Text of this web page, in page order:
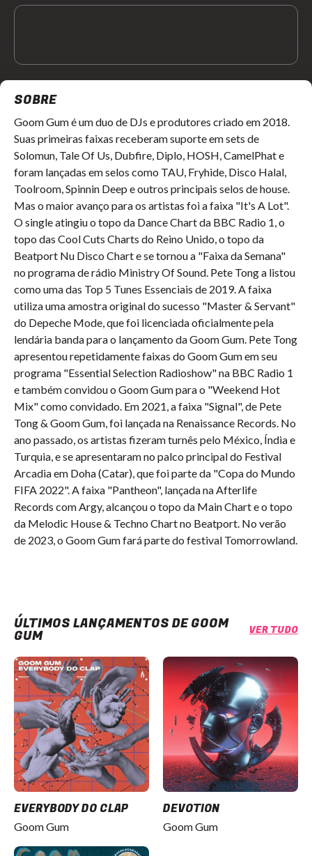
SOBRE
Goom Gum é um duo de DJs e produtores criado em 2018.
Suas primeiras faixas receberam suporte em sets de
Solomun, Tale Of Us, Dubfire, Diplo, HOSH, CamelPhat e
foram lançadas em selos como TAU, Fryhide, Disco Halal,
Toolroom, Spinnin Deep e outros principais selos de house.
Mas o maior avanço para os artistas foi a faixa "It's A Lot".
O single atingiu o topo da Dance Chart da BBC Radio 1, o
topo das Cool Cuts Charts do Reino Unido, o topo da
Beatport Nu Disco Chart e se tornou a "Faixa da Semana"
no programa de rádio Ministry Of Sound. Pete Tong a listou
como uma das Top 5 Tunes Essenciais de 2019. A faixa
utiliza uma amostra original do sucesso "Master & Servant"
do Depeche Mode, que foi licenciada oficialmente pela
lendária banda para o lançamento da Goom Gum. Pete Tong
apresentou repetidamente faixas do Goom Gum em seu
programa "Essential Selection Radioshow" na BBC Radio 1
e também convidou o Goom Gum para o "Weekend Hot
Mix" como convidado. Em 2021, a faixa "Signal", de Pete
Tong & Goom Gum, foi lançada na Renaissance Records. No
ano passado, os artistas fizeram turnês pelo México, Índia e
Turquia, e se apresentaram no palco principal do Festival
Arcadia em Doha (Catar), que foi parte da "Copa do Mundo
FIFA 2022". A faixa "Pantheon", lançada na Afterlife
Records com Argy, alcançou o topo da Main Chart e o topo
da Melodic House & Techno Chart no Beatport. No verão
de 2023, o Goom Gum fará parte do festival Tomorrowland.
ÚLTIMOS LANÇAMENTOS DE GOOM
GUM VER TUDO
EVERYBODY DO CLAP
Goom Gum
DEVOTION
Goom Gum